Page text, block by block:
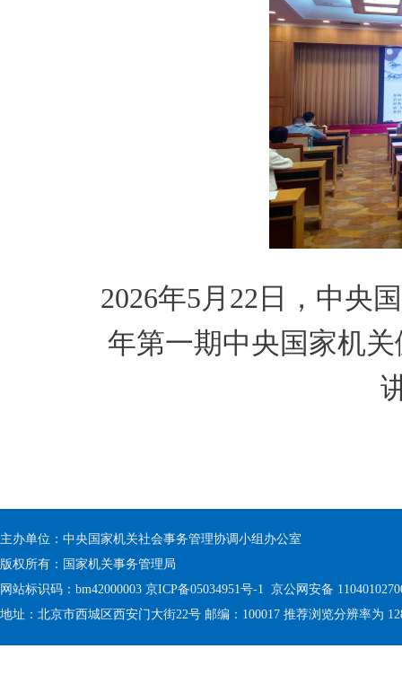
2026年5月22日，中央
年第一期中央国家机
主办单位：中央国家机关社会事务管理协调小组办公室
版权所有：国家机关事务管理局
网站标识码：bm42000003 京ICP备05034951号-1 京公网安备
地址：北京市西城区西安门大街22号 邮编：100017 推荐浏览分辨率为